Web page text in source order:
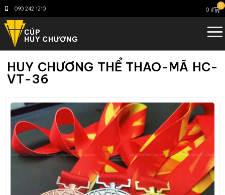
090 242 1210 0 ₫
0
HUY CHƯƠNG THỂ THAO-MÃ HC-
VT-36